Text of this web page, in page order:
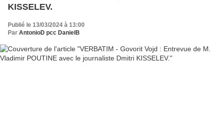
KISSELEV.
Publié le 13/03/2024 à 13:00
Par AntonioD pcc DanielB